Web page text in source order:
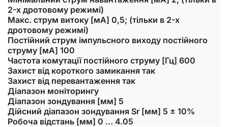
2-х дротовому режимі)
Макс. струм витоку [мА] 0,5; (тільки в 2-х
дротовому режимі)
Постійний струм імпульсного виходу постійного
струму [мА] 100
Частота комутації постійного струму [Гц] 600
Захист від короткого замикання так
Захист від перевантаження так
Діапазон моніторингу
Діапазон зондування [мм] 5
Дійсний діапазон зондування Sr [мм] 5 ± 10%
Робоча відстань [мм] 0 … 4.05